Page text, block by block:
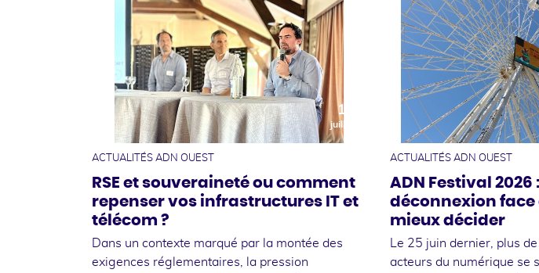
10
juillet
ACTUALITÉS ADN OUEST
RSE et souveraineté ou comment
repenser vos infrastructures IT et
télécom ?
Dans un contexte marqué par la montée des
exigences réglementaires, la pression
ACTUALITÉS ADN OUEST
ADN Festival 2026
déconnexion
mieux décider
Le 25 juin dernier, plus
acteurs du numérique se